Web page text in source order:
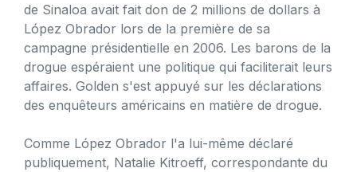
de Sinaloa avait fait don de 2 millions de dollars à
López Obrador lors de la première de sa
campagne présidentielle en 2006. Les barons de la
drogue espéraient une politique qui faciliterait leurs
affaires. Golden s'est appuyé sur les déclarations
des enquêteurs américains en matière de drogue.
Comme López Obrador l'a lui-même déclaré
publiquement, Natalie Kitroeff, correspondante du